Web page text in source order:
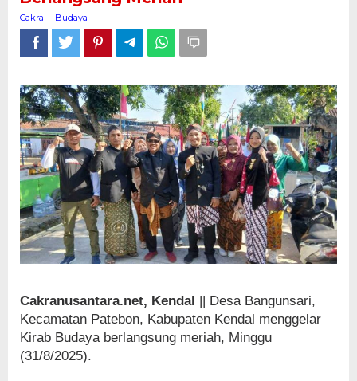
Cakra - Budaya
Cakranusantara.net, Kendal || Desa Bangunsari,
Kecamatan Patebon, Kabupaten Kendal menggelar
Kirab Budaya berlangsung meriah, Minggu
(31/8/2025).